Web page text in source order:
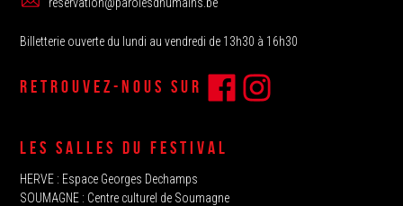
Billetterie ouverte du lundi au vendredi de 13h30 à 16h30
RETROUVEZ-NOUS SUR
LES SALLES DU FESTIVAL
HERVE‭ : Espace Georges Dechamps
SOUMAGNE‬ : Centre culturel de Soumagne